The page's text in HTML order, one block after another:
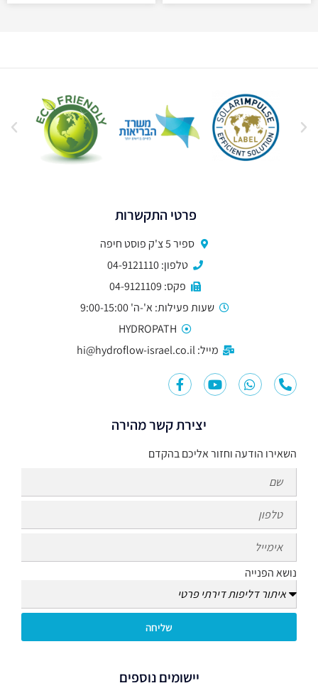
פרטי התקשרות
ספיר 5 צ'ק פוסט חיפה
טלפון: 04-9121110
פקס: 04-9121109
שעות פעילות: א'-ה' 9:00-15:00
HYDROPATH
מייל: hi@hydroflow-israel.co.il
יצירת קשר מהירה
השאירו הודעה וחזור אליכם בהקדם
נושא הפנייה
שליחה
יישומים נוספים